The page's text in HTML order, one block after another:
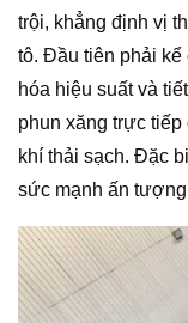
trội, khẳng định vị
tô. Đầu tiên phải kể
hóa hiệu suất và
phun xăng trực tiếp
khí thải sạch. Đặc
sức mạnh ấn